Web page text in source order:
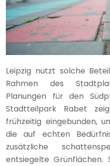
Leipzig nutzt solche
Rahmen des
Planungen für den
Stadtteilpark Rabet
frühzeitig eingebunden,
die auf echten
zusätzliche
entsiegelte Grünflächen.